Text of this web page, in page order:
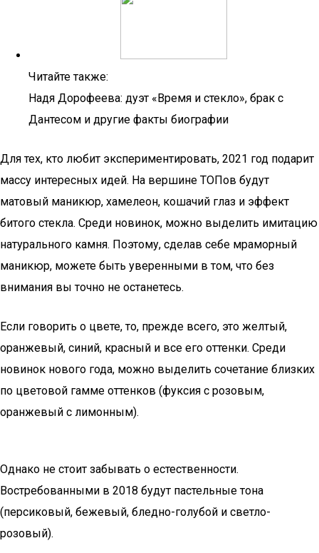
Читайте также:
Надя Дорофеева: дуэт «Время и стекло», брак с
Дантесом и другие факты биографии
Для тех, кто любит экспериментировать, 2021 год подарит
массу интересных идей. На вершине ТОПов будут
матовый маникюр, хамелеон, кошачий глаз и эффект
битого стекла. Среди новинок, можно выделить имитацию
натурального камня. Поэтому, сделав себе мраморный
маникюр, можете быть уверенными в том, что без
внимания вы точно не останетесь.
Если говорить о цвете, то, прежде всего, это желтый,
оранжевый, синий, красный и все его оттенки. Среди
новинок нового года, можно выделить сочетание близких
по цветовой гамме оттенков (фуксия с розовым,
оранжевый с лимонным).
Однако не стоит забывать о естественности.
Востребованными в 2018 будут пастельные тона
(персиковый, бежевый, бледно-голубой и светло-
розовый).